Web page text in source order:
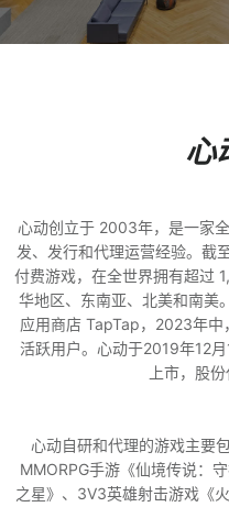
心
心动创立于 2003年，是一家
发、发行和代理运营经验。截
付费游戏，在全世界拥有超过
华地区、东南亚、北美和南美
应用商店 TapTap，2023年
活跃用户。心动于2019年12
上市，股
心动自研和代理的游戏主要
MMORPG手游《仙境传说：
之星》、3V3英雄射击游戏《